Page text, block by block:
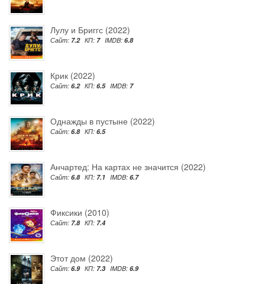
Лулу и Бриггс (2022)
Сайт: 7.2 КП: 7 IMDB: 6.8
Крик (2022)
Сайт: 6.2 КП: 6.5 IMDB: 7
Однажды в пустыне (2022)
Сайт: 6.8 КП: 6.5
Анчартед: На картах не значится (2022)
Сайт: 6.8 КП: 7.1 IMDB: 6.7
Фиксики (2010)
Сайт: 7.8 КП: 7.4
Этот дом (2022)
Сайт: 6.9 КП: 7.3 IMDB: 6.9